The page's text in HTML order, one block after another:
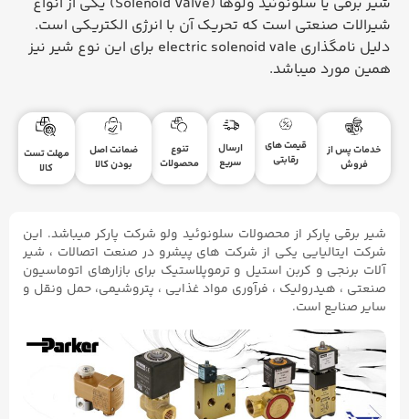
شیرالات صنعتی است که تحریک آن با انرژی الکتریکی است.
دلیل نامگذاری electric solenoid vale برای این نوع شیر نیز
همین مورد میباشد.
خدمات پس از
فروش
قیمت های
رقابتی
ارسال
سریع
تنوع
محصولات
ضمانت اصل
بودن کالا
مهلت تست
کالا
شیر برقی پارکر از محصولات سلونوئید ولو شرکت پارکر میباشد. این
شرکت ایتالیایی یکی از شرکت های پیشرو در صنعت اتصالات ، شیر
آلات برنجی و کربن استیل و ترموپلاستیک برای بازارهای اتوماسیون
صنعتی ، هیدرولیک ، فرآوری مواد غذایی ، پتروشیمی، حمل ونقل و
سایر صنایع است.